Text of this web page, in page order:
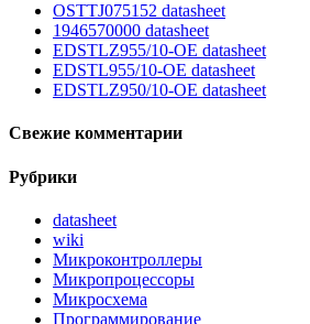
OSTTJ075152 datasheet
1946570000 datasheet
EDSTLZ955/10-OE datasheet
EDSTL955/10-OE datasheet
EDSTLZ950/10-OE datasheet
Свежие комментарии
Рубрики
datasheet
wiki
Микроконтроллеры
Микропроцессоры
Микросхема
Программирование